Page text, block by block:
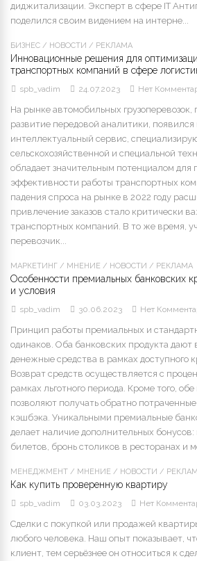
диджитализации. Эксперт в сфере IT
поделился своим видением на интерне...
БИЗНЕС / НОВОСТИ / РЕКЛАМА
Инновационные решения для
транспортных компаний в сфере
spb_vadim 24.07.2023 Нет
На рынке автомобильных грузоперевозок,
развитие передовой аналитики,
интеллектуальный сервис,
сельскохозяйственной и специальной
обладает значительным потенциалом для
эффективности работы транспортных
падения спроса на рынке в 2022 году
привлечение заказов стало критически
транспортных компаний. В то же время,
перевозчик...
МАРКЕТИНГ / МНЕНИЕ / НОВОСТИ / РЕКЛАМА
Особенности премиальных банковских
и условия
spb_vadim 30.06.2023 Нет
Принцип работы премиальных и
одинаков. Оба банковских продукта дают
денежные средства в рамках доступного
Возврат средств осуществляется с
рамках льготного периода. Кроме того,
позволяют получать обратно
кэшбэка. Уникальными премиальные
делает наличие дополнительных бонусов:
билетов, бронь столиков в ресторанах и
МЕНЕДЖМЕНТ / МНЕНИЕ / НОВОСТИ /
Как купить проверенную квартиру
spb_vadim 03.03.2023 Нет
Сделки с покупкой или продажей
любого человека. Наш опыт показывает,
клиент, тем серьёзнее он относиться к